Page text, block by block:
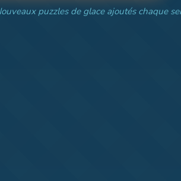
puzzles de glace ajoutés chaque